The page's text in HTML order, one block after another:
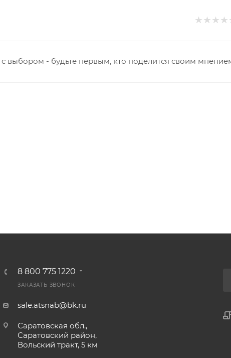
выбором - будьте первым, кто поделится своим
8 800 775 1220
ЗАКАЗАТЬ ЗВОНОК
sale.atsnab@bk.ru
Саратовская обл.,
Саратовский район,
Вольский тракт, 5 км